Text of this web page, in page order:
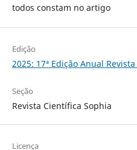
todos constam no artigo
Edição
2025: 17ª Edição Anual
Seção
Revista Científica Sophia
Licença